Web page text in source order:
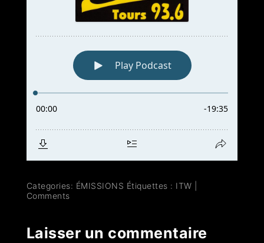
Categories: ÉMISSIONS Étiquettes : ITW
Comments
Laisser un commentaire